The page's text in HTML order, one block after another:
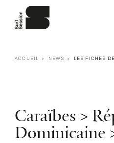
ACCUEIL NEWS LES FICHES
Caraïbes >
Dominicaine